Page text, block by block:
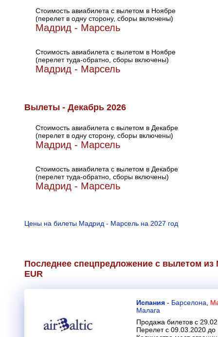
Стоимость авиабилета с вылетом в Ноябре
(перелет в одну сторону, сборы включены)
Мадрид - Марсель
Стоимость авиабилета с вылетом в Ноябре
(перелет туда-обратно, сборы включены)
Мадрид - Марсель
Вылеты - Декабрь 2026
Стоимость авиабилета с вылетом в Декабре
(перелет в одну сторону, сборы включены)
Мадрид - Марсель
Стоимость авиабилета с вылетом в Декабре
(перелет туда-обратно, сборы включены)
Мадрид - Марсель
Цены на билеты Мадрид - Марсель на 2027 год
Последнее спецпредложение с вылетом
EUR
Испания - Барселона
Малага
Продажа билетов с
Перелет с 09.03.2020 до